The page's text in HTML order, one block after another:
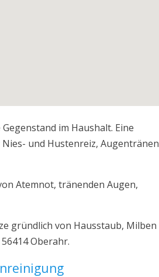
im Haushalt. Eine
und Hustenreiz, Augentränen
Atemnot, tränenden Augen,
gründlich von Hausstaub, Milben
Oberahr.